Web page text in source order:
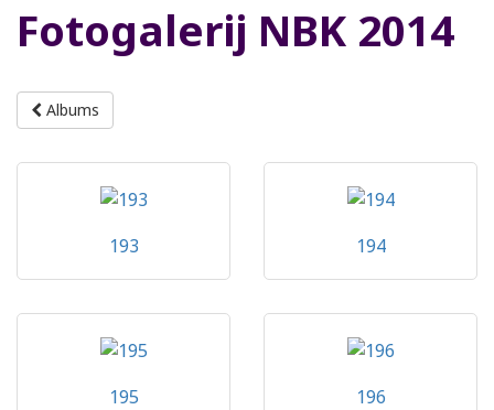
Fotogalerij NBK 2014
Albums
193 194
195 196